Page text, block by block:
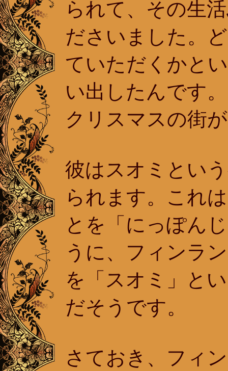
られて、その生
ださいました。
ていただくかと
い出したんです
クリスマスの街
彼はスオミとい
られます。これ
とを「にっぽん
うに、フィンラ
を「スオミ」と
だそうです。
さておき、フィ